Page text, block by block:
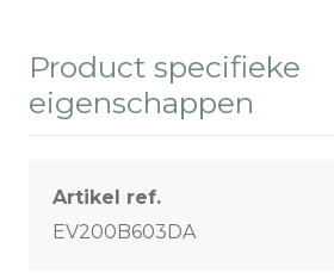
Product specifieke
eigenschappen
Artikel ref.
EV200B603DA